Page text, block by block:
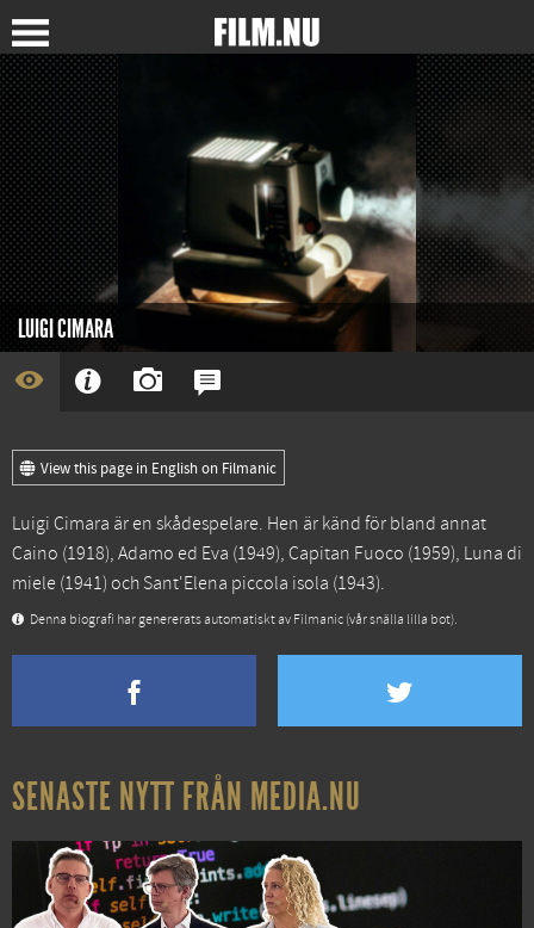
LUIGI CIMARA
View this page in English on Filmanic
Luigi Cimara är en skådespelare. Hen är känd för bland annat
Caino (1918), Adamo ed Eva (1949), Capitan Fuoco (1959), Luna di
miele (1941) och Sant'Elena piccola isola (1943).
Denna biografi har genererats automatiskt av Filmanic (vår snälla lilla bot).
SENASTE NYTT FRÅN MEDIA.NU